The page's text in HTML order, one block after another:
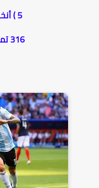
316 تمريرة حاسمة